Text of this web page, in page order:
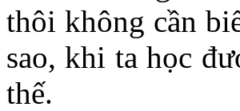
thôi không cần
sao, khi ta học
thế.